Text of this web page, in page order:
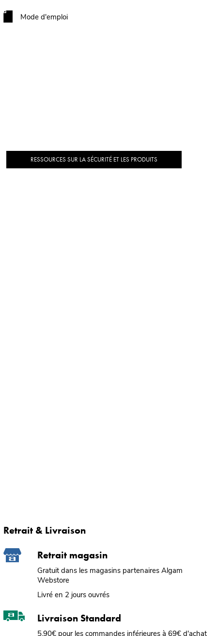
Mode d'emploi
RESSOURCES SUR LA SÉCURITÉ ET LES PRODUITS
Retrait & Livraison
Retrait magasin
Gratuit dans les magasins partenaires Algam
Webstore
Livré en 2 jours ouvrés
Livraison Standard
5,90€ pour les commandes inférieures à 69€ d'achat